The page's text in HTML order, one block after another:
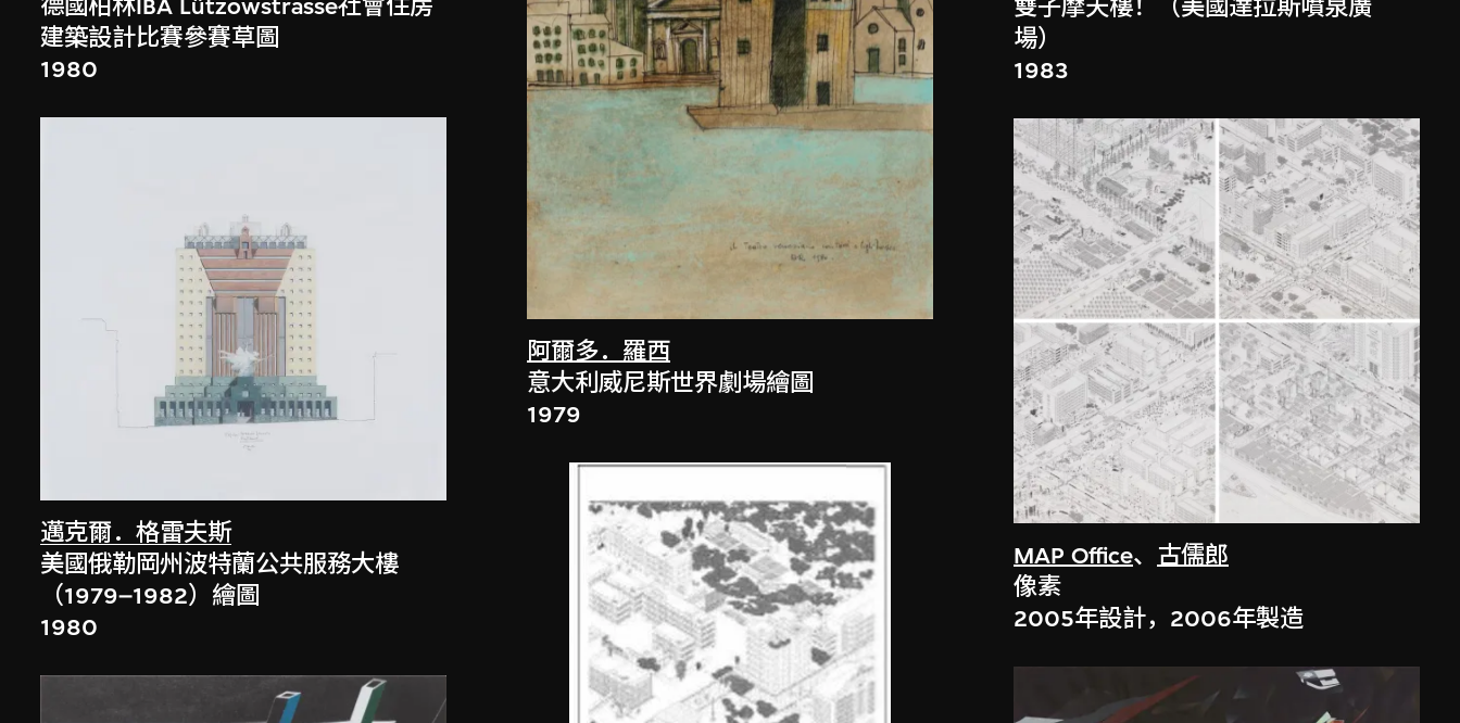
德國柏林IBA Lützowstrasse社會住房
建築設計比賽參賽草圖
1980
邁克爾．格雷夫斯
美國俄勒岡州波特蘭公共服務大樓
（1979–1982）繪圖
1980
阿爾多．羅西
意大利威尼斯世界劇場繪圖
1979
雙子摩天樓！（美國達拉斯噴泉廣
場）
1983
MAP Office、 古儒郎
像素
2005年設計，2006年製造